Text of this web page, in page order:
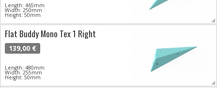
Length: 465mm
Width: 250mm
Height: 50mm
Flat Buddy Mono Tex 1 Right
139,00 €
Length: 480mm
Width: 255mm
Height: 50mm